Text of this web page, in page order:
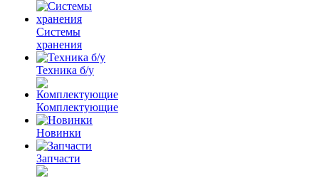
Системы
хранения
Техника б/у
Комплектующие
Новинки
Запчасти